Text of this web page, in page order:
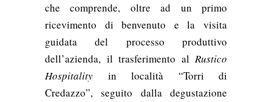
che comprende, oltre ad un primo
ricevimento di benvenuto e la visita
guidata del processo produttivo
dell’azienda, il trasferimento al Rustico
Hospitality in località “Torri di
Credazzo”, seguito dalla degustazione